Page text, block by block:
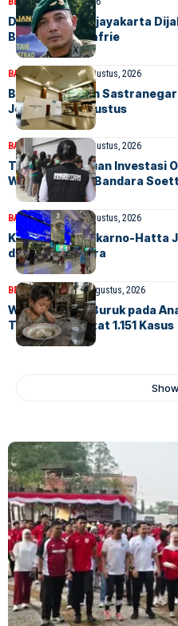
Danrem 051/Wijayakarta
Benrieyadin Sjafrie
BANDARA BERITA7 Agustus, 2026
Bandara Husein
Jet Mulai 14 Agustus
BANDARABERITA 7 Agustus, 2026
Terlibat Penipuan Investasi
WN Vietnam di Bandara
BANDARABERITA7 Agustus, 2026
Kian Sibuk, Soekarno-Hatta
di Asia Tenggara
BERITAFEATURED6 Agustus, 2026
Waspadai Gizi Buruk pada
Tangerang Catat 1.151 Kasus